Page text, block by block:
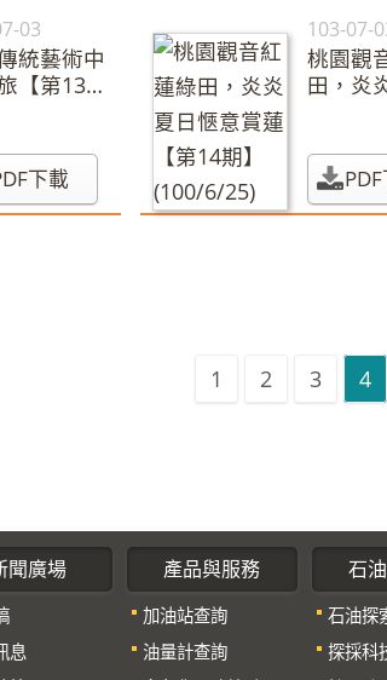
03
統藝術中
【第13
下載
103-07-
桃園觀
田，炎
1 2 3 4
聞廣場
息
產品與服務
加油站查詢
油量計查詢
石
石油探
探採科